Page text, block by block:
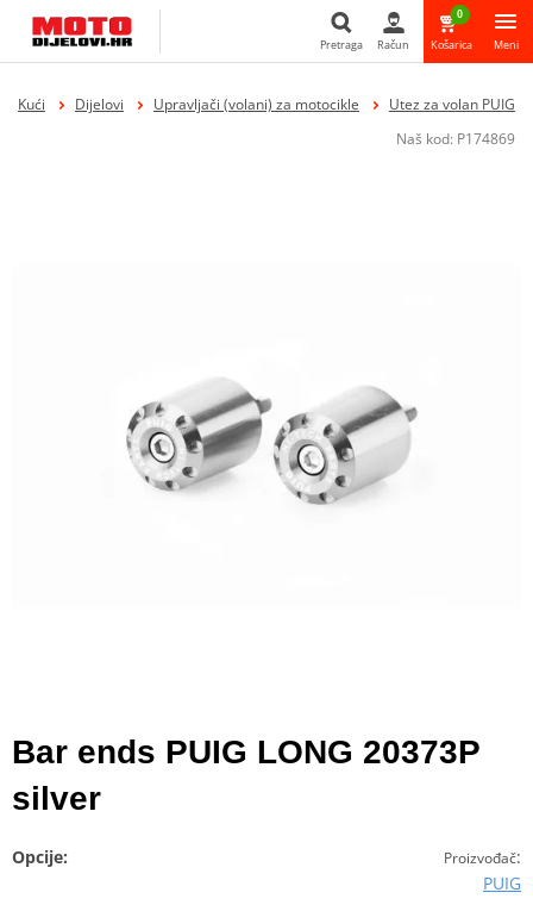
Pretraga
Pretraga Račun
0
Košarica Meni
Kući Dijelovi Upravljači (volani) za motocikle
Utez za volan PUIG
Naš kod: P174869
Bar ends PUIG LONG 20373P
silver
Proizvođač:
PUIG
Opcije: